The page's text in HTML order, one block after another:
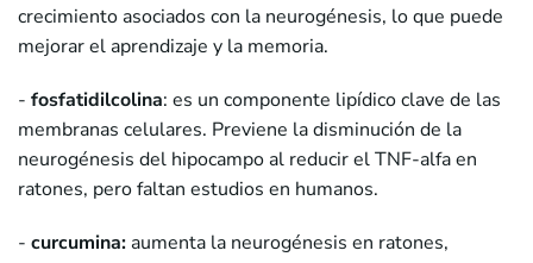
crecimiento asociados con la neurogénesis, lo que puede
mejorar el aprendizaje y la memoria.
- fosfatidilcolina: es un componente lipídico clave de las
membranas celulares. Previene la disminución de la
neurogénesis del hipocampo al reducir el TNF-alfa en
ratones, pero faltan estudios en humanos.
- curcumina: aumenta la neurogénesis en ratones,